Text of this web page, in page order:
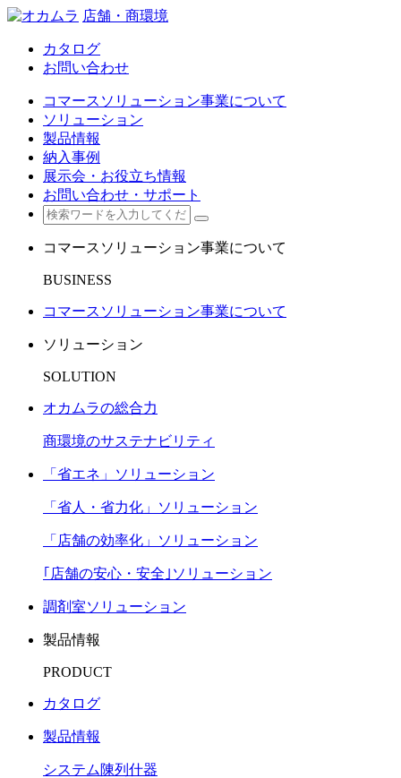
店舗・商環境
カタログ
お問い合わせ
コマースソリューション事業について
ソリューション
製品情報
納入事例
展示会・お役立ち情報
お問い合わせ・サポート
コマースソリューション事業について
BUSINESS
コマースソリューション事業について
ソリューション
SOLUTION
オカムラの総合力
商環境のサステナビリティ
「省エネ」ソリューション
「省人・省力化」ソリューション
「店舗の効率化」ソリューション
｢店舗の安心・安全｣ソリューション
調剤室ソリューション
製品情報
PRODUCT
カタログ
製品情報
システム陳列什器